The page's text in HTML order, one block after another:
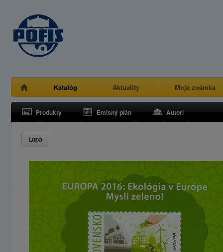
Katalóg Aktuality Moja známka
Produkty Emisný plán Autori
Lupa